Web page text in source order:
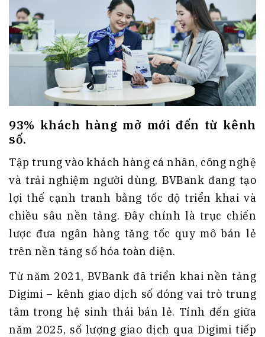
93% khách hàng mở mới đến từ kênh
số.
Tập trung vào khách hàng cá nhân, công nghệ
và trải nghiệm người dùng, BVBank đang tạo
lợi thế cạnh tranh bằng tốc độ triển khai và
chiều sâu nền tảng. Đây chính là trục chiến
lược đưa ngân hàng tăng tốc quy mô bán lẻ
trên nền tảng số hóa toàn diện.
Từ năm 2021, BVBank đã triển khai nền tảng
Digimi – kênh giao dịch số đóng vai trò trung
tâm trong hệ sinh thái bán lẻ. Tính đến giữa
năm 2025, số lượng giao dịch qua Digimi tiếp